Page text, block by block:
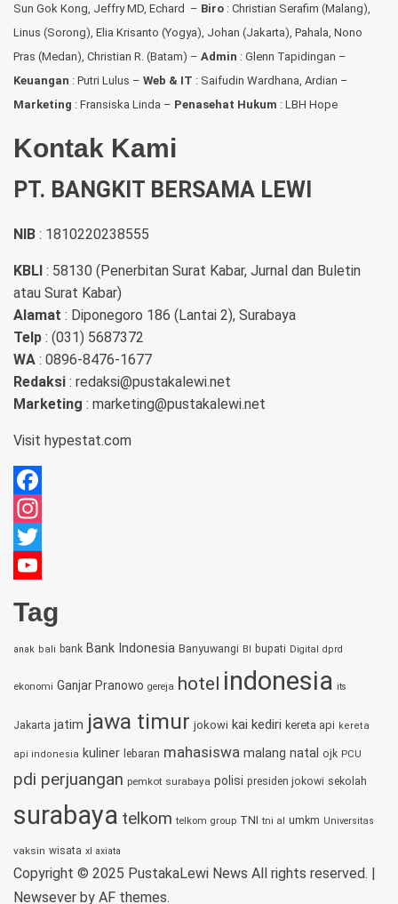
Sun Gok Kong, Jeffry MD, Echard – Biro : Christian Serafim (Malang),
Linus (Sorong), Elia Krisanto (Yogya), Johan (Jakarta), Pahala, Nono
Pras (Medan), Christian R. (Batam) – Admin : Glenn Tapidingan –
Keuangan : Putri Lulus – Web & IT : Saifudin Wardhana, Ardian –
Marketing : Fransiska Linda – Penasehat Hukum : LBH Hope
Kontak Kami
PT. BANGKIT BERSAMA LEWI
NIB : 1810220238555
KBLI : 58130 (Penerbitan Surat Kabar, Jurnal dan Buletin
atau Surat Kabar)
Alamat : Diponegoro 186 (Lantai 2), Surabaya
Telp : (031) 5687372
WA : 0896-8476-1677
Redaksi : redaksi@pustakalewi.net
Marketing : marketing@pustakalewi.net
Visit hypestat.com
Facebook
Instagram
Twitter
Channel
Tag
anak bali bank Bank Indonesia Banyuwangi BI bupati Digital dprd
ekonomi Ganjar Pranowo gereja hotel indonesia its
Jakarta jatim jawa timur jokowi kai kediri kereta api kereta
api indonesia kuliner lebaran mahasiswa malang natal ojk PCU
pdi perjuangan pemkot surabaya polisi presiden jokowi sekolah
surabaya telkom telkom group TNI tni al umkm Universitas
vaksin wisata xl axiata
Copyright © 2025 PustakaLewi News All rights reserved. |
Newsever by AF themes.